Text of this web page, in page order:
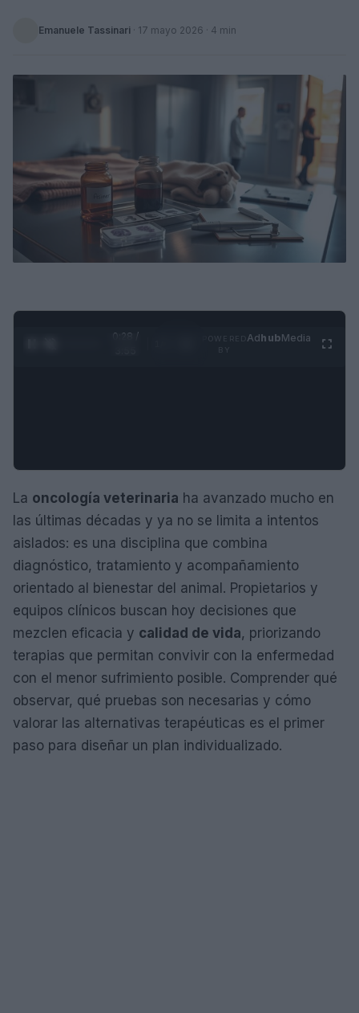
Emanuele Tassinari · 17 mayo 2026 · 4 min
0:29 /
AdhubMedia
La oncología veterinaria ha avanzado mucho en
las últimas décadas y ya no se limita a intentos
aislados: es una disciplina que combina
diagnóstico, tratamiento y acompañamiento
orientado al bienestar del animal. Propietarios y
equipos clínicos buscan hoy decisiones que
mezclen eficacia y calidad de vida, priorizando
terapias que permitan convivir con la enfermedad
con el menor sufrimiento posible. Comprender qué
observar, qué pruebas son necesarias y cómo
valorar las alternativas terapéuticas es el primer
paso para diseñar un plan individualizado.